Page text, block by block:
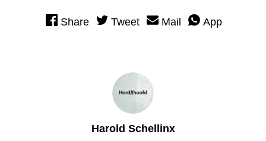
Share Tweet Mail App
Harold Schellinx